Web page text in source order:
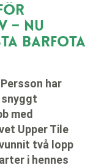
för
– nu
barfota
har
med
Upper Tile
två lopp
i hennes